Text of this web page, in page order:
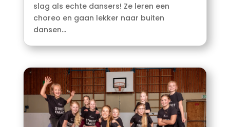
slag als echte dansers! Ze leren een
choreo en gaan lekker naar buiten
dansen...